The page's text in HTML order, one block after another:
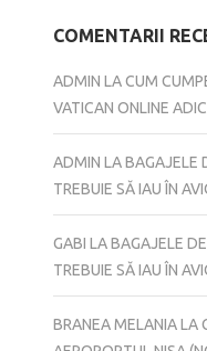
COMENTARII
ADMIN LACUM
VATICAN ONLINE
ADMIN LABAGAJELE
TREBUIE SĂ IAU ÎN
GABI LABAGAJELE
TREBUIE SĂ IAU ÎN
BRANEA MELANIALA